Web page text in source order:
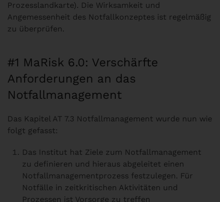
Prozesslandkarte). Die Wirksamkeit und
Angemessenheit des Notfallkonzeptes ist regelmäßig
zu überprüfen.
#1 MaRisk 6.0: Verschärfte
Anforderungen an das
Notfallmanagement
Das Kapitel AT 7.3 Notfallmanagement wurde nun wie
folgt gefasst:
Das Institut hat Ziele zum Notfallmanagement
zu definieren und hieraus abgeleitet einen
Notfallmanagementprozess festzulegen. Für
Notfälle in zeitkritischen Aktivitäten und
Prozessen ist Vorsorge zu treffen